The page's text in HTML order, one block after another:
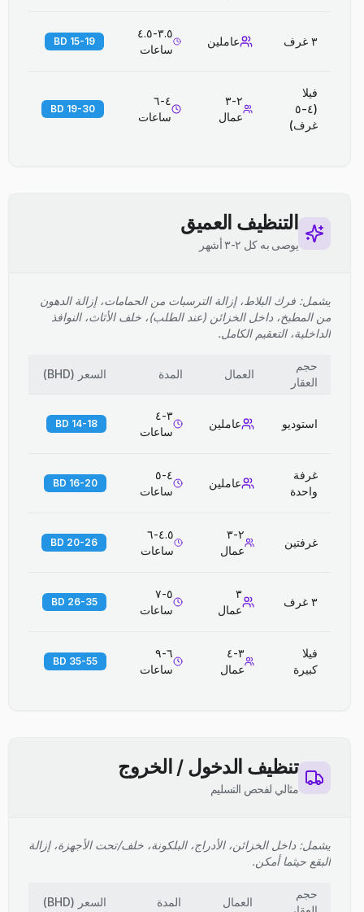
٣ غرف عاملين
٣.٥-٤.٥
ساعات
15-19 BD
فيلا
(٤-٥
غرف)
٢-٣
عمال
٤-٦
ساعات
19-30 BD
التنظيف العميق
يوصى به كل ٢-٣ أشهر
يشمل: فرك البلاط، إزالة الترسبات من الحمامات، إزالة الدهون
من المطبخ، داخل الخزائن (عند الطلب)، خلف الأثاث، النوافذ
الداخلية، التعقيم الكامل.
حجم
العقار
العمال المدة السعر (
BHD
)
استوديو عاملين
٣-٤
ساعات
14-18 BD
غرفة
واحدة
عاملين
٤-٥
ساعات
16-20 BD
غرفتين
٢-٣
عمال
٤.٥-٦
ساعات
20-26 BD
٣ غرف
٣
عمال
٥-٧
ساعات
26-35 BD
فيلا
كبيرة
٣-٤
عمال
٦-٩
ساعات
35-55 BD
تنظيف الدخول / الخروج
مثالي لفحص التسليم
يشمل: داخل الخزائن، الأدراج، البلكونة، خلف/تحت الأجهزة، إزالة
البقع حيثما أمكن.
حجم
العمال المدة السعر (
BHD
)